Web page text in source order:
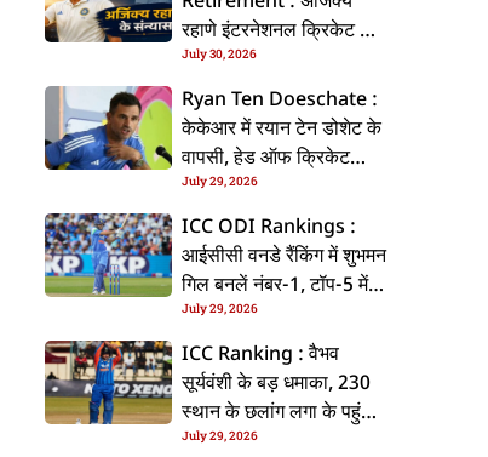
रहाणे इंटरनेशनल क्रिकेट से
ललें संन्यास, सोशल मीडिया
पs पोस्ट कs के कइलें एलान
July 30, 2026
Ryan Ten Doeschate :
केकेआर में रयान टेन डोशेट के
वापसी, हेड ऑफ क्रिकेट
स्ट्रेटजी के जिम्मेदारी संभरिहें
July 29, 2026
ICC ODI Rankings :
आईसीसी वनडे रैंकिंग में शुभमन
गिल बनलें नंबर-1, टॉप-5 में
भारत के तीन बल्लेबाज
July 29, 2026
ICC Ranking : वैभव
सूर्यवंशी के बड़ धमाका, 230
स्थान के छलांग लगा के पहुंचलें
48वां नंबर पs
July 29, 2026